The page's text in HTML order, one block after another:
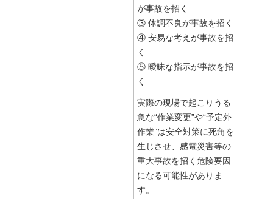
が事故を招く
③ 体調不良が事故を招く
④ 安易な考えが事故を招
く
⑤ 曖昧な指示が事故を招
く
実際の現場で起こりうる
急な“作業変更”や“予定外
作業”は安全対策に死角を
生じさせ、感電災害等の
重大事故を招く危険要因
になる可能性がありま
す。